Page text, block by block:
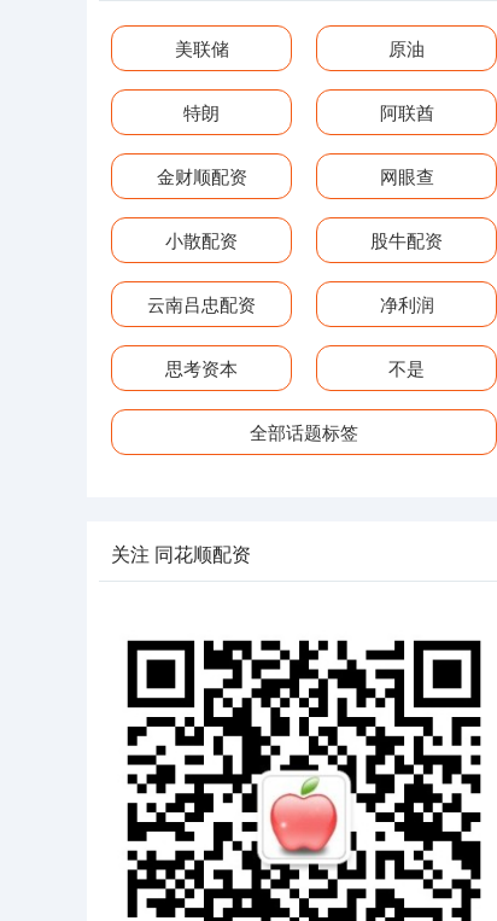
美联储 原油
特朗 阿联酋
金财顺配资 网眼查
小散配资 股牛配资
云南吕忠配资 净利润
思考资本 不是
全部话题标签
关注 同花顺配资